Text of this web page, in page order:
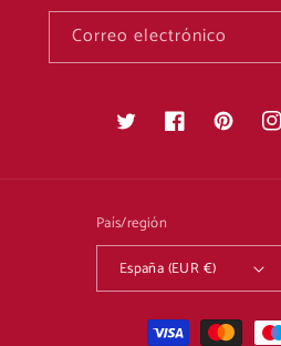
Correo electrónico
Twitter FacebookPinterest
País/región
España (EUR €)
Formas